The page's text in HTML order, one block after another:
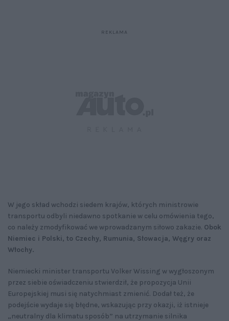
W jego skład wchodzi siedem krajów, których ministrowie
transportu odbyli niedawno spotkanie w celu omówienia tego,
co należy zmodyfikować we wprowadzanym siłowo zakazie. Obok
Niemiec i Polski, to Czechy, Rumunia, Słowacja, Węgry oraz
Włochy.
Niemiecki minister transportu Volker Wissing w wygłoszonym
przez siebie oświadczeniu stwierdził, że propozycja Unii
Europejskiej musi się natychmiast zmienić. Dodał też, że
podejście wydaje się błędne, wskazując przy okazji, iż istnieje
„neutralny dla klimatu sposób” na utrzymanie silnika